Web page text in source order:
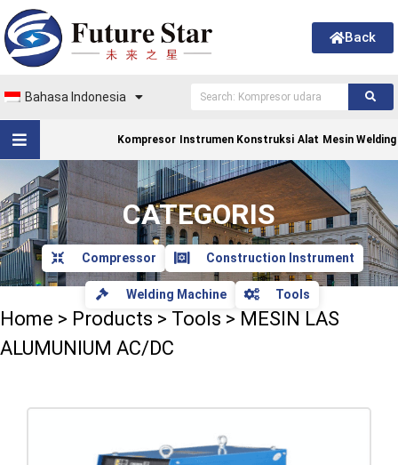
Back
Bahasa Indonesia
Kompresor Instrumen Konstruksi Alat Mesin Welding
CATEGORIS
Compressor Construction Instrument
Welding Machine Tools
Home > Products > Tools > MESIN LAS
ALUMUNIUM AC/DC